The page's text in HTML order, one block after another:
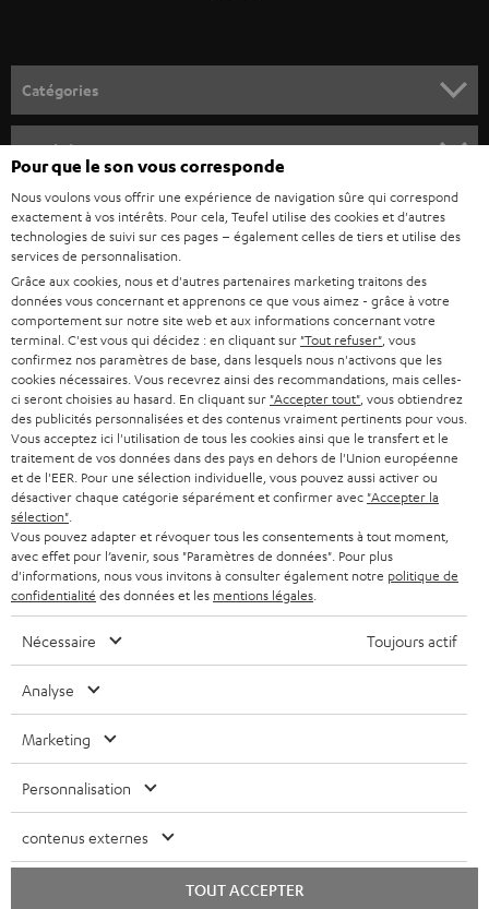
o
u
s
à
l
a
n
e
w
s
l
e
t
t
e
r
Catégories
BARRES DE SON
STEREO
SMART HOME
BLUETOOTH
CASQUES AUDIO
CASQUES BLUETOOTH AUDIO
SYSTEMES COMPLETS
ENCEINTES
ULTIMA
ÉCOUTEURS INTRA-AURICULAIRES
FANSHOP
NOUVEAUTÉS
Société
SUPPORT
CARRIÈRE
PRESSE
B2B
NEWSLETTER
MAGASINS
AVANTAGES D’ACHAT
L’HISTOIRE DE TEUFEL
Boutiques en ligne Teufel
ALLEMAGNE
AUTRICHE
SUISSE
PAYS-BAS
BELGIQUE
FRANCE
POLOGNE
ITALIE
USA
AUTRES PAYS
Sous réserve de modifications techniques, de fautes de frappe et d’autres
erreurs. Les accessoires figurant sur l’image ne font pas partie du contenu de
Mentions légales CGV
Pour que le son vous corresponde
Nous voulons vous offrir une expérience de navigation sûre qui correspond
exactement à vos intérêts. Pour cela, Teufel utilise des cookies et d'autres
technologies de suivi sur ces pages – également celles de tiers et utilise des
services de personnalisation.
Grâce aux cookies, nous et d'autres partenaires marketing traitons des
données vous concernant et apprenons ce que vous aimez - grâce à votre
comportement sur notre site web et aux informations concernant votre
terminal. C'est vous qui décidez : en cliquant sur "Tout refuser" , vous
confirmez nos paramètres de base, dans lesquels nous n'activons que les
cookies nécessaires. Vous recevrez ainsi des recommandations, mais celles-
ci seront choisies au hasard. En cliquant sur "Accepter tout" , vous obtiendrez
des publicités personnalisées et des contenus vraiment pertinents pour vous.
Vous acceptez ici l'utilisation de tous les cookies ainsi que le transfert et le
traitement de vos données dans des pays en dehors de l'Union européenne
et de l'EER. Pour une sélection individuelle, vous pouvez aussi activer ou
désactiver chaque catégorie séparément et confirmer avec "Accepter la
sélection"
Vous pouvez adapter et révoquer tous les consentements à tout moment,
avec effet pour l’avenir, sous "Paramètres de données". Pour plus
d'informations, nous vous invitons à consulter également notre politique de
confidentialité des données et les mentions légales
Nécessaire Toujours actif
Analyse
Marketing
Personnalisation
contenus externes
TOUT ACCEPTER